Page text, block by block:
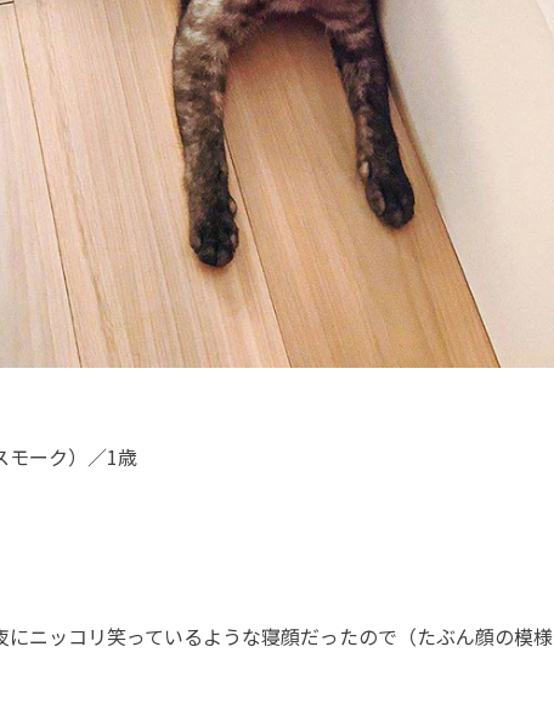
モーク）／1歳
ニッコリ笑っているような寝顔だったので（たぶん顔の模様